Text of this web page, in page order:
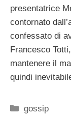
presentatrice
contornato
confessato di
Francesco
mantenere il
quindi
Categorie
gossip